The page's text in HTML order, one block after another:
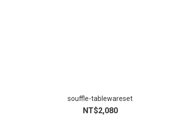
souffle-tablewareset
NT$2,080